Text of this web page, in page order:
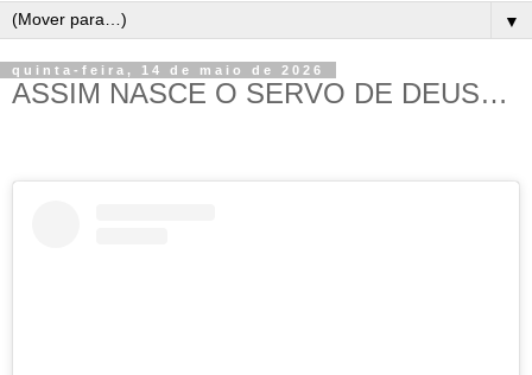
▼
quinta-feira, 14 de maio de 2026
ASSIM NASCE O SERVO DE DEUS…